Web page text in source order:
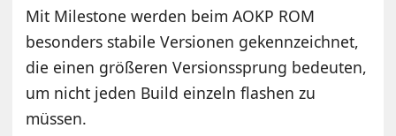
Mit Milestone werden beim AOKP ROM
besonders stabile Versionen gekennzeichnet,
die einen größeren Versionssprung bedeuten,
um nicht jeden Build einzeln flashen zu
müssen.